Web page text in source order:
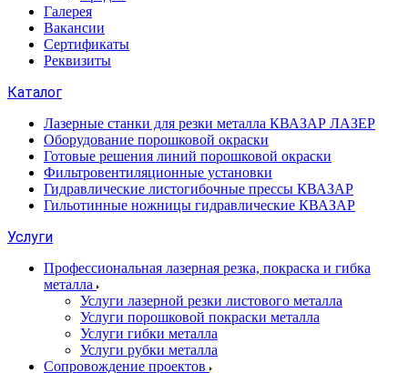
Галерея
Вакансии
Сертификаты
Реквизиты
Каталог
Лазерные станки для резки металла КВАЗАР ЛАЗЕР
Оборудование порошковой окраски
Готовые решения линий порошковой окраски
Фильтровентиляционные установки
Гидравлические листогибочные прессы КВАЗАР
Гильотинные ножницы гидравлические КВАЗАР
Услуги
Профессиональная лазерная резка, покраска и гибка
металла
Услуги лазерной резки листового металла
Услуги порошковой покраски металла
Услуги гибки металла
Услуги рубки металла
Сопровождение проектов